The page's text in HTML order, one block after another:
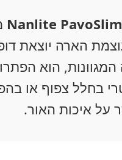
Nanlite
הארה יוצאת
הוא
על איכות האור.